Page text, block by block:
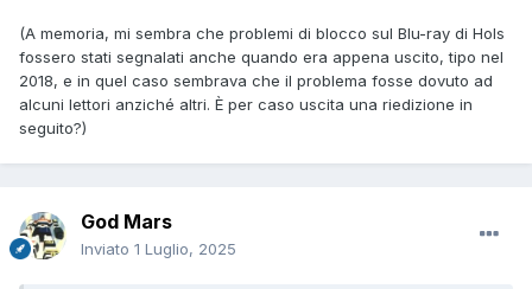
(A memoria, mi sembra che problemi di blocco sul Blu-ray di Hols
fossero stati segnalati anche quando era appena uscito, tipo nel
2018, e in quel caso sembrava che il problema fosse dovuto ad
alcuni lettori anziché altri. È per caso uscita una riedizione in
seguito?)
God Mars
Inviato 1 Luglio, 2025